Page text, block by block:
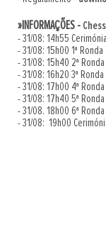
»INFORMAÇÕES -
- 31/08: 14h55
- 31/08: 15h00 1ª Ronda
- 31/08: 15h40 2ª Ronda
- 31/08: 16h20 3ª Ronda
- 31/08: 17h00 4ª Ronda
- 31/08: 17h40 5ª Ronda
- 31/08. 18h00 6ª Ronda
- 31/08: 19h00